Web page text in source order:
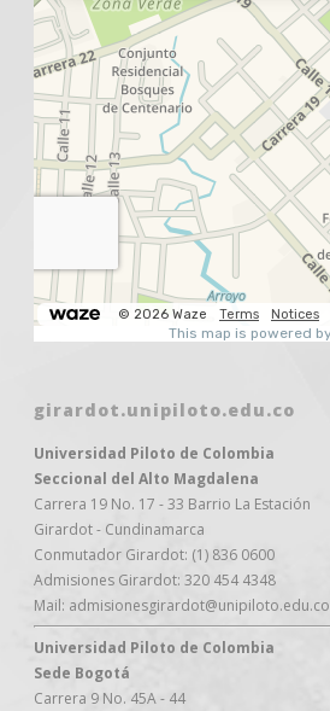
girardot.unipiloto.edu.co
Universidad Piloto de Colombia
Seccional del Alto Magdalena
Carrera 19 No. 17 - 33 Barrio La Estación
Girardot - Cundinamarca
Conmutador Girardot: (1) 836 0600
Admisiones Girardot: 320 454 4348
Mail: admisionesgirardot@unipiloto.edu.co
Universidad Piloto de Colombia
Sede Bogotá
Carrera 9 No. 45A - 44